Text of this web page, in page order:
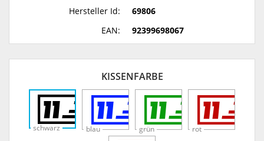
Hersteller Id:
69806
EAN:
92399698067
KISSENFARBE
schwarz blau grün rot